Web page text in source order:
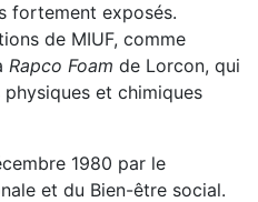
fortement exposés.
de MIUF, comme
Rapco Foam de Lorcon, qui
et chimiques
1980 par le
et du Bien-être social.